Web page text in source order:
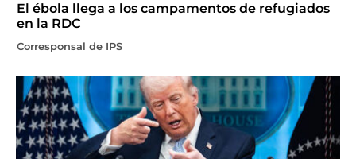
El ébola llega a los campamentos de refugiados
en la RDC
Corresponsal de IPS